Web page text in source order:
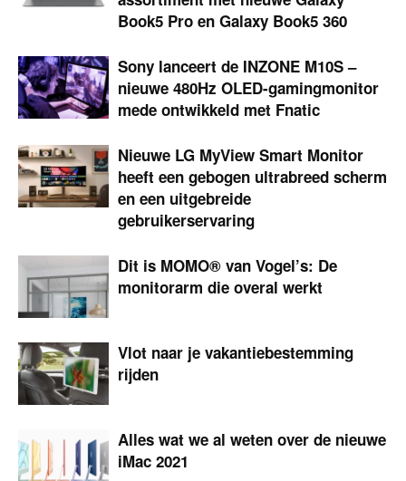
Book5 Pro en Galaxy Book5 360
Sony lanceert de INZONE M10S –
nieuwe 480Hz OLED-gamingmonitor
mede ontwikkeld met Fnatic
Nieuwe LG MyView Smart Monitor
heeft een gebogen ultrabreed scherm
en een uitgebreide
gebruikerservaring
Dit is MOMO® van Vogel’s: De
monitorarm die overal werkt
Vlot naar je vakantiebestemming
rijden
Alles wat we al weten over de nieuwe
iMac 2021